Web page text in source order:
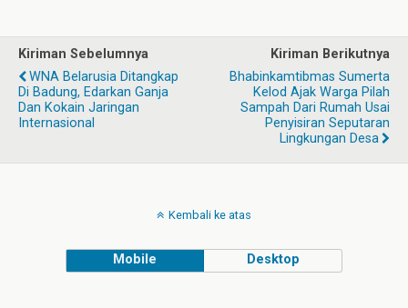
Kiriman Sebelumnya
WNA Belarusia Ditangkap
Di Badung, Edarkan Ganja
Dan Kokain Jaringan
Internasional
Kiriman Berikutnya
Bhabinkamtibmas Sumerta
Kelod Ajak Warga Pilah
Sampah Dari Rumah Usai
Penyisiran Seputaran
Lingkungan Desa
Kembali ke atas
Mobile Desktop